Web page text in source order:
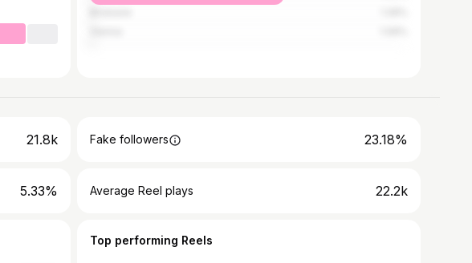
21.8k Fake followers 23.18%
5.33% Average Reel plays 22.2k
Top performing Reels